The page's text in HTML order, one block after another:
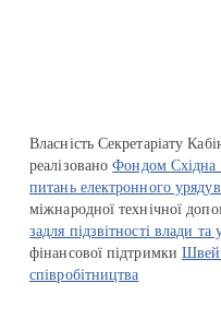
Власність Секретаріату
реалізованоФондом Східна
питань електронного
міжнародної технічної
задля підзвітності влади та
фінансової підтримки
співробітництва